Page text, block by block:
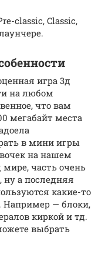
classic, Classic,
игра 3д
на любом
что вам
мегабайт места
в мини игры
на нашем
мире, часть очень
а последняя
какие-то
Например — блоки,
киркой и тд.
выбрать